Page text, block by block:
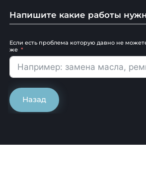
Напишите какие работы
Если есть проблема которую давно не
же
Назад